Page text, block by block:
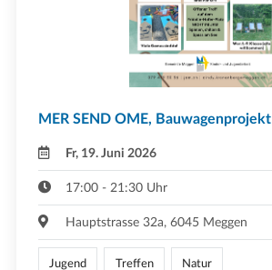
MER SEND OME, Bauwagenprojekt
Fr, 19. Juni 2026
17:00 - 21:30 Uhr
Hauptstrasse 32a, 6045 Meggen
Jugend Treffen Natur